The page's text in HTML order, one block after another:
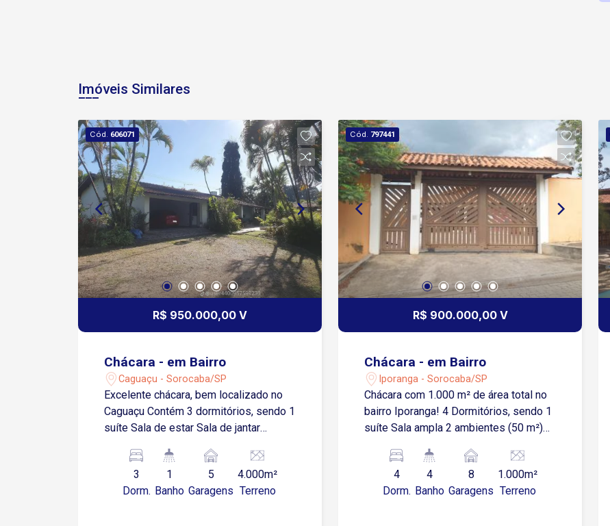
Imóveis Similares
Cód. 606071
R$ 950.000,00 V
Chácara - em Bairro
Caguaçu - Sorocaba/SP
Excelente chácara, bem localizado no
Caguaçu Contém 3 dormitórios, sendo 1
suíte Sala de estar Sala de jantar
artesiano Área gourmet com
churrasqueira Fogão a lenha Piscina
Casa de caseiro 5 vagas de garagens
3
Dorm.
1
Banho
5
Garagens
4.000m²
Terreno
Cód. 797441
R$ 900.000,00 V
Chácara - em Bairro
Iporanga - Sorocaba/SP
Chácara com 1.000 m² de área total no
bairro Iporanga! 4 Dormitórios, sendo 1
suíte Sala ampla 2 ambientes (50 m²)
Banheiro social Lavanderia Quintal (500
m²) 3 Banheiros independentes 8
Vagas de garagem cobertas * Varanda
4
Dorm.
4
Banho
8
Garagens
1.000m²
Terreno